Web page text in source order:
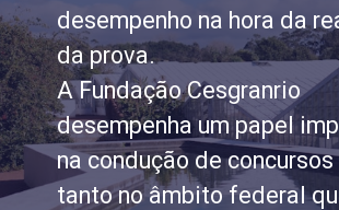
desempenho na hora da
da prova.
A Fundação Cesgranrio
desempenha um papel
na condução de
tanto no âmbito federal